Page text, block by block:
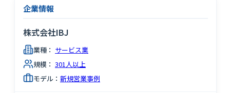
企業情報
株式会社IBJ
業種： サービス業
規模： 301人以上
モデル： 新規営業事例